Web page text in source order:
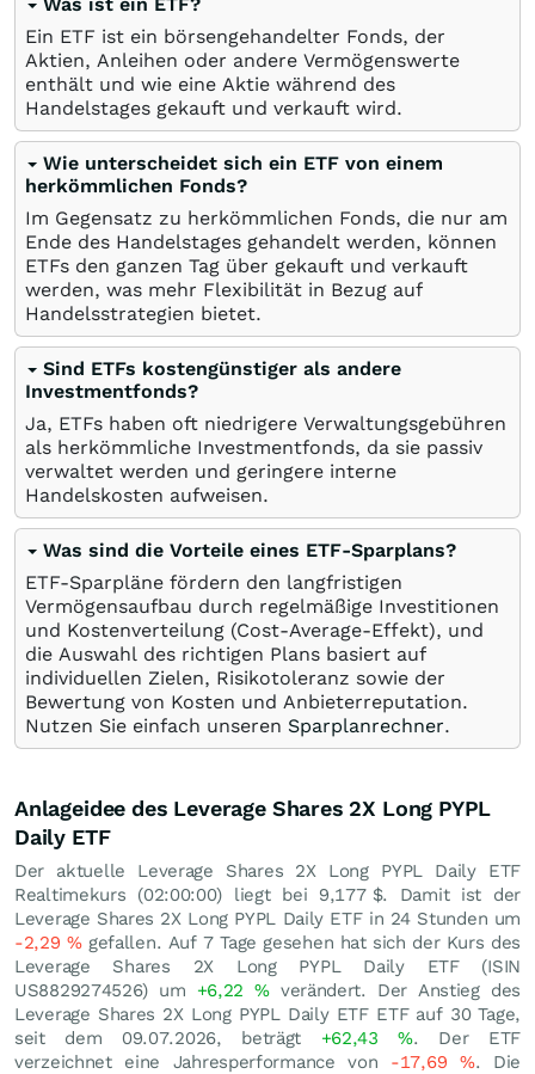
Ein ETF ist ein börsengehandelter Fonds, der
Aktien, Anleihen oder andere Vermögenswerte
enthält und wie eine Aktie während des
Handelstages gekauft und verkauft wird.
Wie unterscheidet sich ein ETF von einem
herkömmlichen Fonds?
Im Gegensatz zu herkömmlichen Fonds, die nur am
Ende des Handelstages gehandelt werden, können
ETFs den ganzen Tag über gekauft und verkauft
werden, was mehr Flexibilität in Bezug auf
Handelsstrategien bietet.
Sind ETFs kostengünstiger als andere
Investmentfonds?
Ja, ETFs haben oft niedrigere Verwaltungsgebühren
als herkömmliche Investmentfonds, da sie passiv
verwaltet werden und geringere interne
Handelskosten aufweisen.
Was sind die Vorteile eines ETF-Sparplans?
ETF-Sparpläne fördern den langfristigen
Vermögensaufbau durch regelmäßige Investitionen
und Kostenverteilung (Cost-Average-Effekt), und
die Auswahl des richtigen Plans basiert auf
individuellen Zielen, Risikotoleranz sowie der
Bewertung von Kosten und Anbieterreputation.
Nutzen Sie einfach unseren Sparplanrechner.
Anlageidee des Leverage Shares 2X Long PYPL
Daily ETF
Der aktuelle Leverage Shares 2X Long PYPL Daily ETF
Realtimekurs (02:00:00) liegt bei 9,177 $. Damit ist der
Leverage Shares 2X Long PYPL Daily ETF in 24 Stunden um
-2,29 %gefallen. Auf 7 Tage gesehen hat sich der Kurs des
Leverage Shares 2X Long PYPL Daily ETF (ISIN
US8829274526) um +6,22%verändert. Der Anstieg des
Leverage Shares 2X Long PYPL Daily ETF ETF auf 30 Tage,
seit dem 09.07.2026, beträgt +62,43%. Der ETF
verzeichnet eine Jahresperformance von -17,69 %. Die